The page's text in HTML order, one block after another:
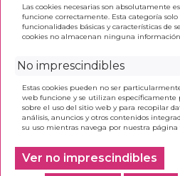
Las cookies necesarias son absolutamente
funcione correctamente. Esta categoría
funcionalidades básicas y características de
cookies no almacenan ninguna
No imprescindibles
Estas cookies pueden no ser
web funcione y se utilizan específicamente
sobre el uso del sitio web y para recopilar
análisis, anuncios y otros contenidos
su uso mientras navega por nuestra página
Ver no imprescindibles
Se han encontrado0